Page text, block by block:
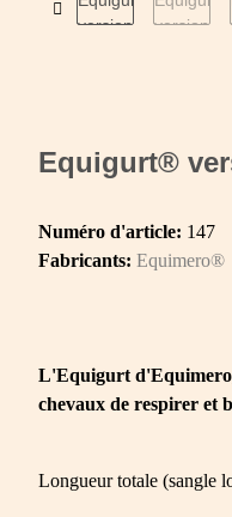
Equigurt®
Numéro d'article: 147
Fabricants: Equimero®
L'Equigurt
chevaux de respirer et
Longueur totale (sangle